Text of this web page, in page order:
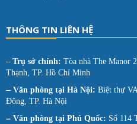
THÔNG TIN LIÊN HỆ
– Trụ sở chính: Tòa nhà The Manor
Thạnh, TP. Hồ Chí Minh
– Văn phòng tại Hà Nội: Biệt thự
Đông, TP. Hà Nội
– Văn phòng tại Phú Quốc: Số 114